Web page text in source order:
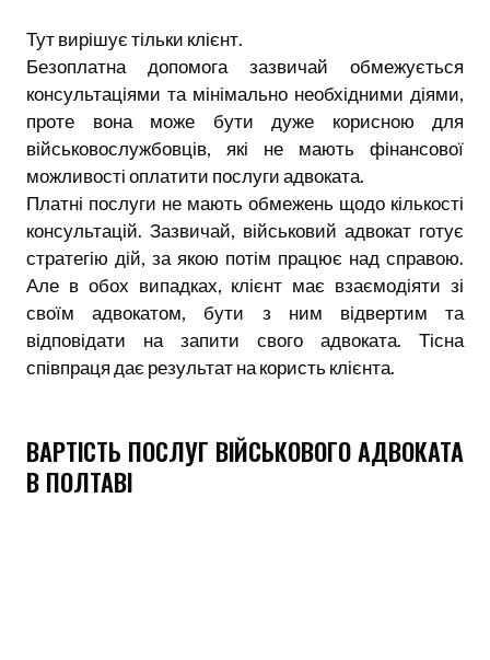
Тут вирішує тільки клієнт.
Безоплатна допомога зазвичай обмежується
консультаціями та мінімально необхідними діями,
проте вона може бути дуже корисною для
військовослужбовців, які не мають фінансової
можливості оплатити послуги адвоката.
Платні послуги не мають обмежень щодо кількості
консультацій. Зазвичай, військовий адвокат готує
стратегію дій, за якою потім працює над справою.
Але в обох випадках, клієнт має взаємодіяти зі
своїм адвокатом, бути з ним відвертим та
відповідати на запити свого адвоката. Тісна
співпраця дає результат на користь клієнта.
ВАРТІСТЬ ПОСЛУГ ВІЙСЬКОВОГО АДВОКАТА
В ПОЛТАВІ